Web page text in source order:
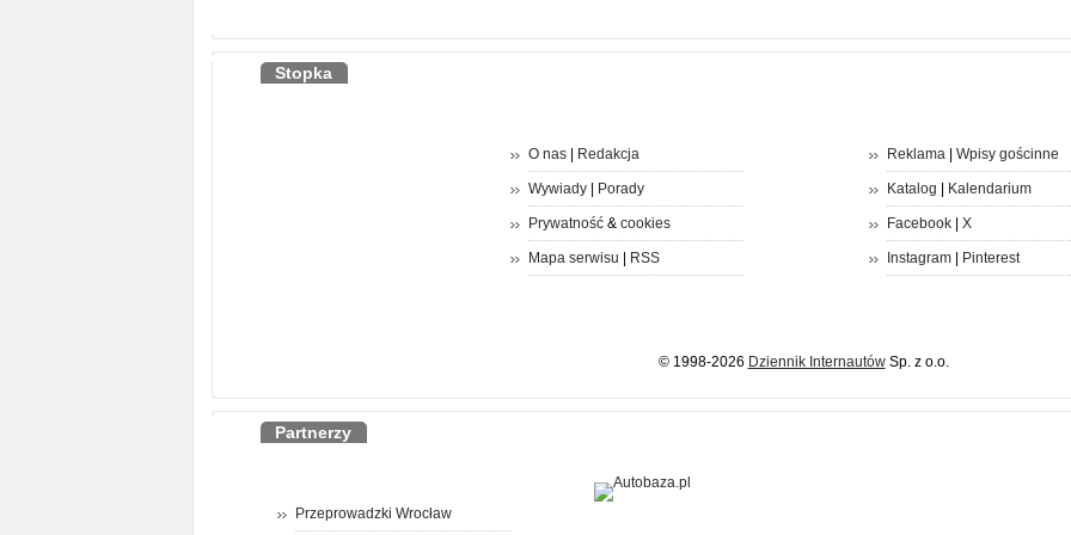
Stopka
O nas| Redakcja
Wywiady| Porady
Prywatność& cookies
Mapa serwisu RSS
Reklama| Wpisy gościnne
Katalog Kalendarium
Facebook| X
Instagram| Pinterest
© 1998-2026 Dziennik InternautówSp. z o.o.
Partnerzy
Przeprowadzki Wrocław